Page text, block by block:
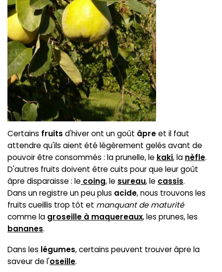
Certains fruits d'hiver ont un goût âpreet il faut
attendre qu'ils aient été légèrement gelés avant de
pouvoir être consommés : la prunelle, le kaki, la nèfle.
D'autres fruits doivent être cuits pour que leur goût
âpre disparaisse : le coing, le sureau, le cassis.
Dans un registre un peu plus acide, nous trouvons les
fruits cueillis trop tôt et manquant de maturité
comme la groseille à maquereaux, les prunes, les
bananes.
Dans les légumes, certains peuvent trouver âpre la
saveur de l'oseille.